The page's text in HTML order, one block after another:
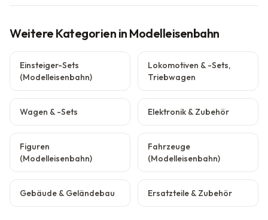
Weitere Kategorien in Modelleisenbahn
Einsteiger-Sets
(Modelleisenbahn)
Lokomotiven & -Sets,
Triebwagen
Wagen & -Sets Elektronik & Zubehör
Figuren
(Modelleisenbahn)
Fahrzeuge
(Modelleisenbahn)
Gebäude & Geländebau Ersatzteile & Zubehör